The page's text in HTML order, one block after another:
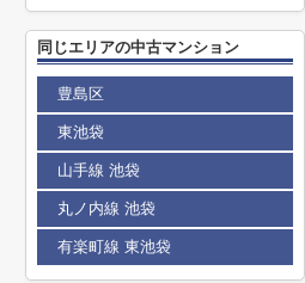
同じエリアの中古マンション
豊島区
東池袋
山手線 池袋
丸ノ内線 池袋
有楽町線 東池袋